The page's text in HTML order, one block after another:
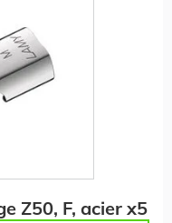
Z50, F, acier x5